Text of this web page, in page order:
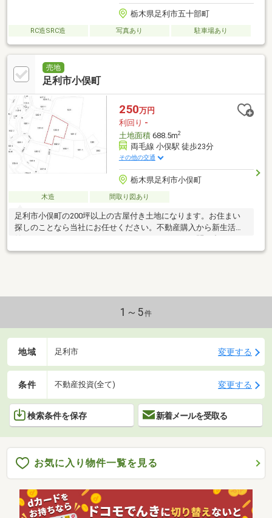
栃木県足利市五十部町
RC造SRC造 写真あり 駐車場あり
売地
足利市小俣町
250万円
利回り -
土地面積688.5m2
両毛線 小俣駅 徒歩23分
その他の交通
栃木県足利市小俣町
木造 間取り図あり
足利市小俣町の200坪以上の古屋付き土地になります。お住まい
探しのことなら当社にお任せください。不動産購入から新生活を
さいませ。
1～5件
地域 足利市 変更する
条件 不動産投資(全て) 変更する
検索条件を保存 新着メールを受取る
お気に入り物件一覧を見る